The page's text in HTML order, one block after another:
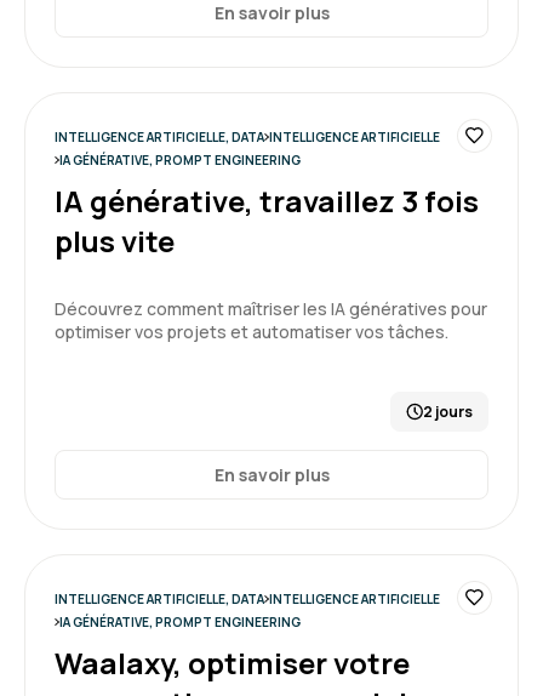
En savoir plus
INTELLIGENCE ARTIFICIELLE, DATA INTELLIGENCE ARTIFICIELLE
IA GÉNÉRATIVE, PROMPT ENGINEERING
IA générative, travaillez 3 fois
plus vite
Découvrez comment maîtriser les IA génératives pour
optimiser vos projets et automatiser vos tâches.
2 jours
En savoir plus
INTELLIGENCE ARTIFICIELLE, DATA INTELLIGENCE ARTIFICIELLE
IA GÉNÉRATIVE, PROMPT ENGINEERING
Waalaxy, optimiser votre